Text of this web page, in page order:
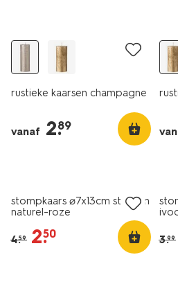
rustieke kaarsen champagne
vanaf 2.
89
stompkaars ⌀7x13cm strepen
naturel-roze
4.59 2.
50 3.99